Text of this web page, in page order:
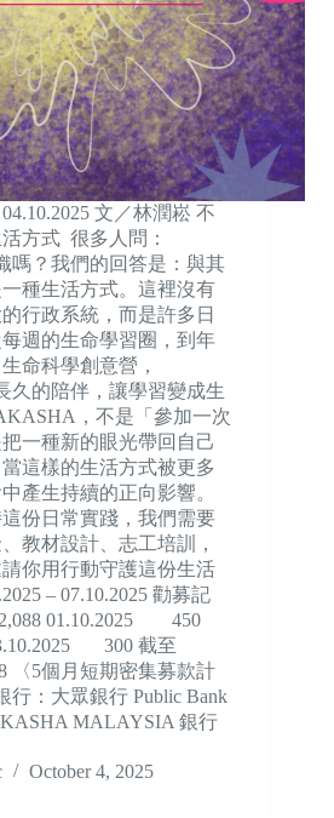
文／林潤崧 不
方式 很多人問：
嗎？我們的回答是：與其
種生活方式。這裡沒有
行政系統，而是許多日
週的生命學習圈，到年
命科學創意營，
久的陪伴，讓學習變成生
，不是「參加一次
一種新的眼光帶回自己
這樣的生活方式被更多
產生持續的正向影響。
份日常實踐，我們需要
教材設計、志工培訓，
你用行動守護這份生活
– 07.10.2025 勸募記
01.10.2025 450
300 截至
〈5個月短期密集募款計
行：大眾銀行 Public Bank
MALAYSIA 銀行
October 4, 2025